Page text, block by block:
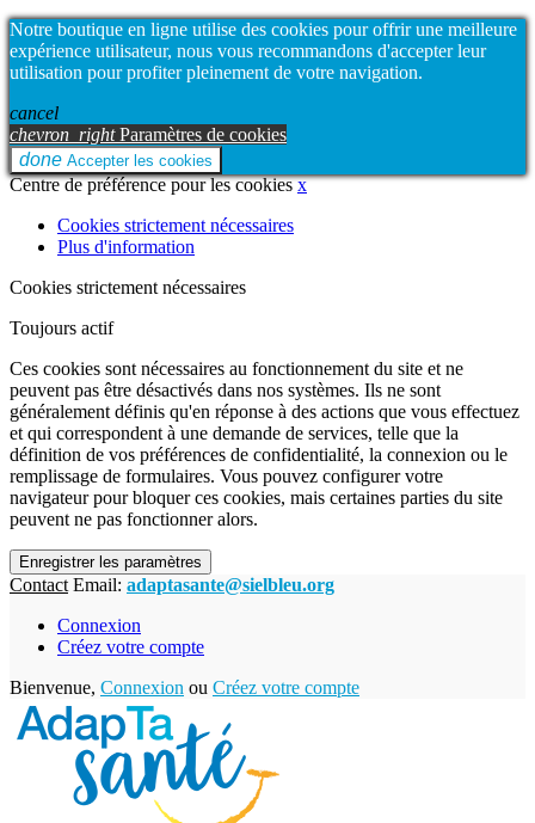
Notre boutique en ligne utilise des cookies pour offrir une meilleure
expérience utilisateur, nous vous recommandons d'accepter leur
utilisation pour profiter pleinement de votre navigation.
cancel
chevron_rightParamètres de cookies
done Accepter les cookies
Centre de préférence pour les cookiesx
Cookies strictement nécessaires
Plus d'information
Cookies strictement nécessaires
Toujours actif
Ces cookies sont nécessaires au fonctionnement du site et ne
peuvent pas être désactivés dans nos systèmes. Ils ne sont
généralement définis qu'en réponse à des actions que vous effectuez
et qui correspondent à une demande de services, telle que la
définition de vos préférences de confidentialité, la connexion ou le
remplissage de formulaires. Vous pouvez configurer votre
navigateur pour bloquer ces cookies, mais certaines parties du site
peuvent ne pas fonctionner alors.
Enregistrer les paramètres
Contact Email: adaptasante@sielbleu.org
Connexion
Créez votre compte
Bienvenue, Connexion ou Créez votre compte